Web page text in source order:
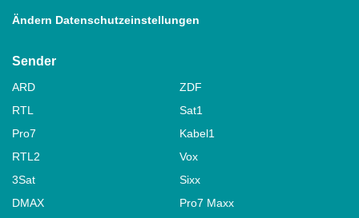
Ändern Datenschutzeinstellungen
Sender
ARD
ZDF
RTL
Sat1
Pro7
Kabel1
RTL2
Vox
3Sat
Sixx
DMAX
Pro7 Maxx